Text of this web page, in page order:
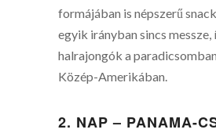
formájában is népszerű
egyik irányban sincs messze,
halrajongók a
Közép-Amerikában.
2. NAP – PANAMA-